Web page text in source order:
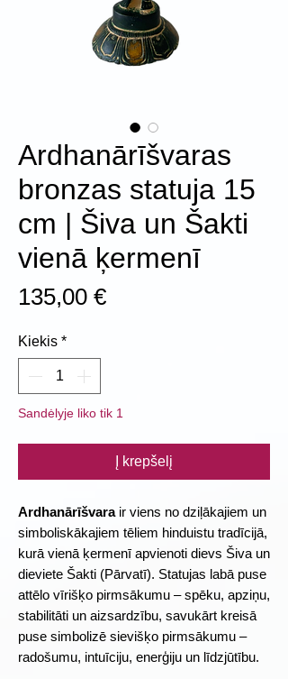
Ardhanārīšvaras
bronzas statuja 15
cm | Šiva un Šakti
vienā ķermenī
135,00 €Price
Kiekis *
Sandėlyje liko tik 1
Į krepšelį
Ardhanārīšvarair viens no dziļākajiem un
simboliskākajiem tēliem hinduistu tradīcijā,
kurā vienā ķermenī apvienoti dievs Šiva un
dieviete Šakti (Pārvatī). Statujas labā puse
attēlo vīrišķo pirmsākumu – spēku, apziņu,
stabilitāti un aizsardzību, savukārt kreisā
puse simbolizē sievišķo pirmsākumu –
radošumu, intuīciju, enerģiju un līdzjūtību.